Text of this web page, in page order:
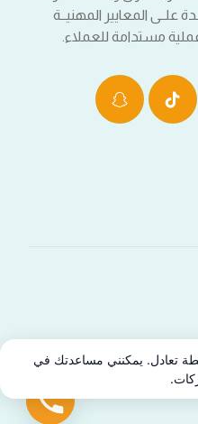
علــى المعايير المهنيــة
مستدامة للعملاء.
تعادل. يمكنني مساعدتك في